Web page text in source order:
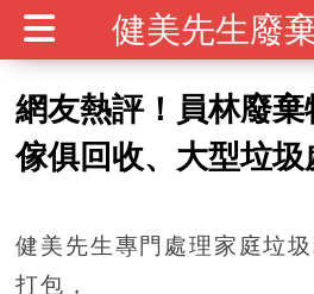
健美先生廢
網友熱評！員林廢
傢俱回收、大型垃
健美先生專門處理家庭垃
打包，